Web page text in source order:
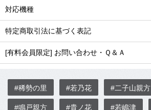
対応機種
特定商取引法に基づく表記
[有料会員限定] お問い合わせ・Ｑ＆Ａ
#稀勢の里 #若乃花 #二子山親方
#鳴戸親方 #貴ノ花 #若嶋津